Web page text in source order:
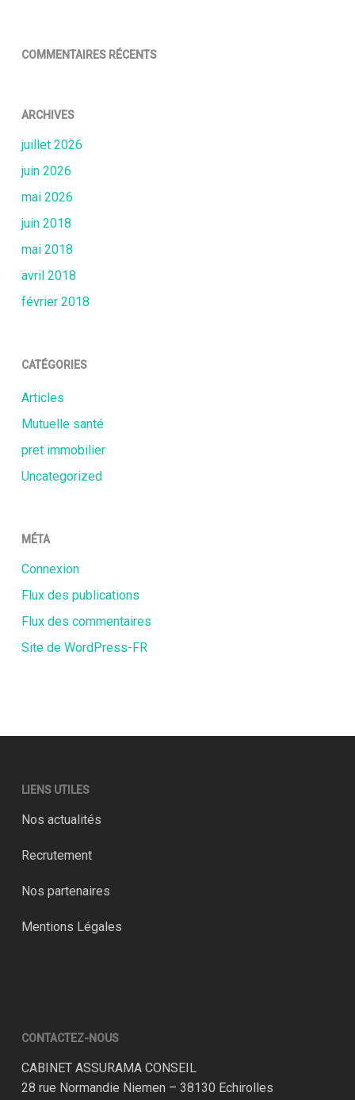
COMMENTAIRES RÉCENTS
ARCHIVES
juillet 2026
juin 2026
mai 2026
juin 2018
mai 2018
avril 2018
février 2018
CATÉGORIES
Articles
Mutuelle santé
pret immobilier
Uncategorized
MÉTA
Connexion
Flux des publications
Flux des commentaires
Site de WordPress-FR
LIENS UTILES
Nos actualités
Recrutement
Nos partenaires
Mentions Légales
CONTACTEZ-NOUS
CABINET ASSURAMA CONSEIL
28 rue Normandie Niemen – 38130 Echirolles